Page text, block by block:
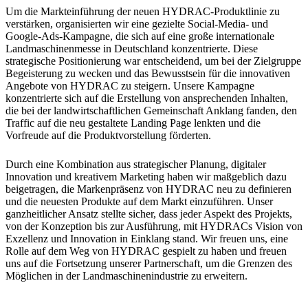
Um die Markteinführung der neuen HYDRAC-Produktlinie zu
verstärken, organisierten wir eine gezielte Social-Media- und
Google-Ads-Kampagne, die sich auf eine große internationale
Landmaschinenmesse in Deutschland konzentrierte. Diese
strategische Positionierung war entscheidend, um bei der Zielgruppe
Begeisterung zu wecken und das Bewusstsein für die innovativen
Angebote von HYDRAC zu steigern. Unsere Kampagne
konzentrierte sich auf die Erstellung von ansprechenden Inhalten,
die bei der landwirtschaftlichen Gemeinschaft Anklang fanden, den
Traffic auf die neu gestaltete Landing Page lenkten und die
Vorfreude auf die Produktvorstellung förderten.
Durch eine Kombination aus strategischer Planung, digitaler
Innovation und kreativem Marketing haben wir maßgeblich dazu
beigetragen, die Markenpräsenz von HYDRAC neu zu definieren
und die neuesten Produkte auf dem Markt einzuführen. Unser
ganzheitlicher Ansatz stellte sicher, dass jeder Aspekt des Projekts,
von der Konzeption bis zur Ausführung, mit HYDRACs Vision von
Exzellenz und Innovation in Einklang stand. Wir freuen uns, eine
Rolle auf dem Weg von HYDRAC gespielt zu haben und freuen
uns auf die Fortsetzung unserer Partnerschaft, um die Grenzen des
Möglichen in der Landmaschinenindustrie zu erweitern.